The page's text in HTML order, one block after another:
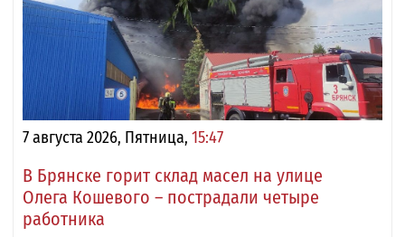
7 августа 2026, Пятница, 15:47
В Брянске горит склад масел на улице
Олега Кошевого – пострадали четыре
работника